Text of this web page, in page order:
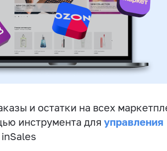
и остатки на всех
инструмента для управления
inSales